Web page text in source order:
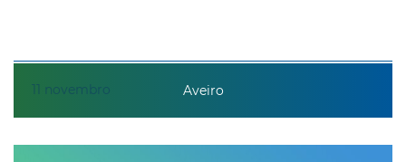
11 novembro Aveiro